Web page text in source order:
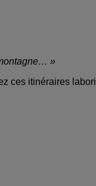
»
ces itinéraires